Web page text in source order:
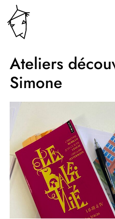
Ateliers
Simone